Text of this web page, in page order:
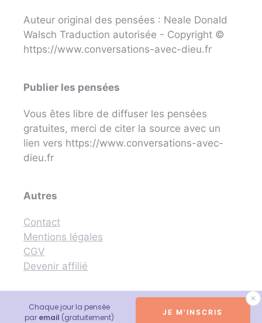
Auteur original des pensées : Neale Donald
Walsch Traduction autorisée - Copyright ©
https://www.conversations-avec-dieu.fr
Publier les pensées
Vous êtes libre de diffuser les pensées
gratuites, merci de citer la source avec un
lien vers https://www.conversations-avec-
dieu.fr
Autres
Contact
Mentions légales
CGV
Devenir affilié
© 2026 Conversations avec Dieu - Neale Donald Walsch
Chaque jour la pensée
par email (gratuitement) JE M'INSCRIS